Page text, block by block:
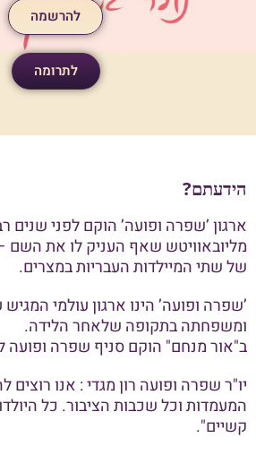
להרשמה
לתרומה
הידעתם?
ארגון ’שפרה ופועה’ הוקם לפני שנים
מליובאוויטש שאף העניק לו את השם
של שתי המיילדות העבריות במצרים.
’שפרה ופועה’ הינו ארגון עולמי
ומשפחתה בתקופה שלאחר הלידה.
ב"אור מנחם" הוקם סניף שפרה ופועה לפני 8
יו"ר שפרה ופועה רון מגדי : אנו רוצים
המעמדות וכל שכבות הציבור. כל
קשיים".